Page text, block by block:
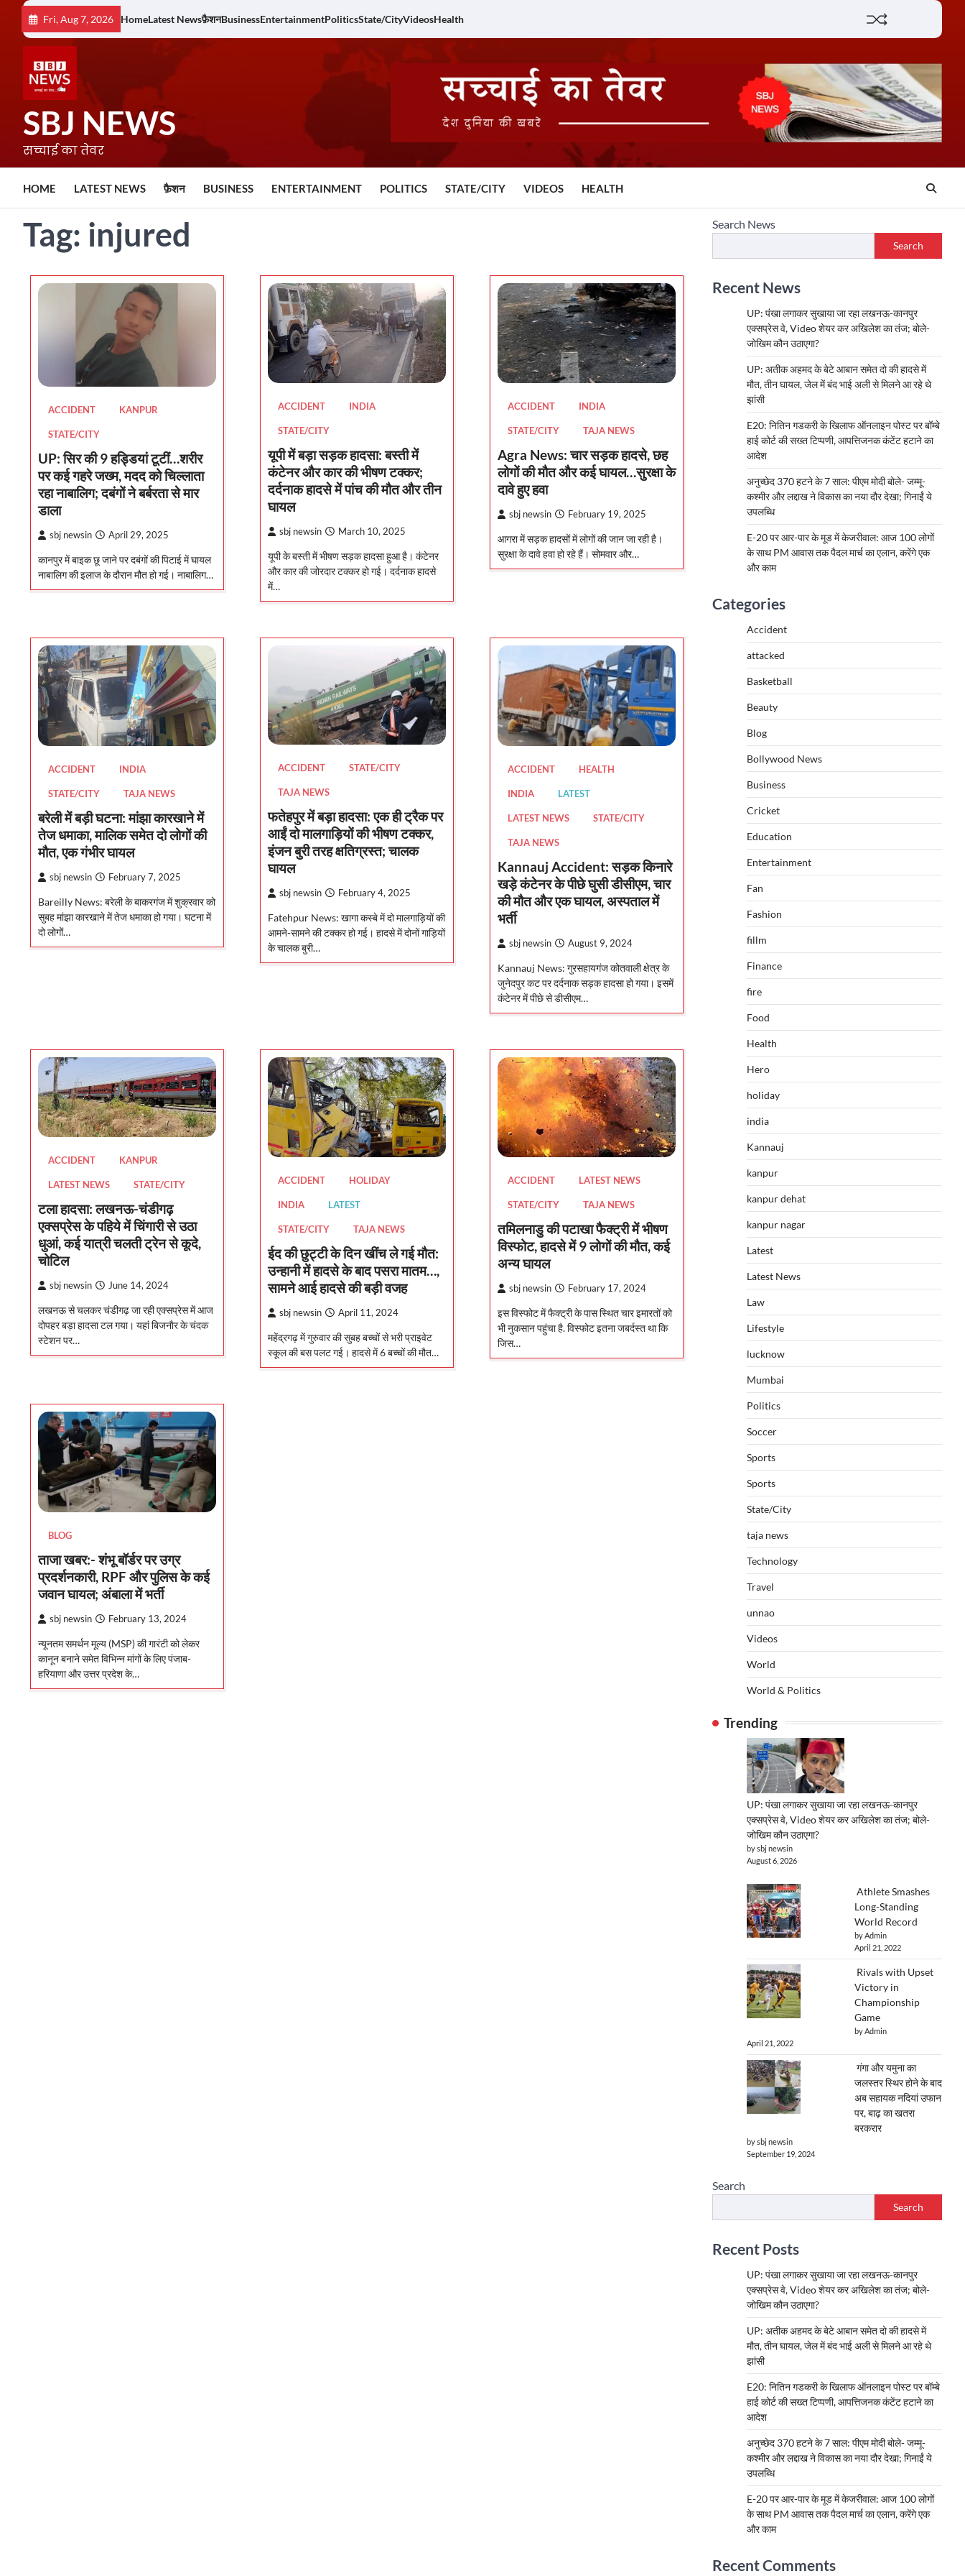
content
Fri, Aug 7, 2026 HomeLatest Newsफ़ैशनBusinessEntertainmentPoliticsState/CityVideosHealth
SBJ NEWS
सच्चाई का तेवर
HOME LATEST NEWS फ़ैशन BUSINESS ENTERTAINMENT POLITICS STATE/CITY VIDEOS HEALTH
Tag: injured
ACCIDENT KANPUR
STATE/CITY
UP: सिर की 9 हड्डियां टूटीं…शरीर
पर कई गहरे जख्म, मदद को चिल्लाता
रहा नाबालिग; दबंगों ने बर्बरता से मार
डाला
sbj newsin April 29, 2025
कानपुर में बाइक छू जाने पर दबंगों की पिटाई में घायल
नाबालिग की इलाज के दौरान मौत हो गई। नाबालिग…
ACCIDENT INDIA
STATE/CITY
यूपी में बड़ा सड़क हादसा: बस्ती में
कंटेनर और कार की भीषण टक्कर;
दर्दनाक हादसे में पांच की मौत और तीन
घायल
sbj newsin March 10, 2025
यूपी के बस्ती में भीषण सड़क हादसा हुआ है। कंटेनर
और कार की जोरदार टक्कर हो गई। दर्दनाक हादसे
में…
ACCIDENT INDIA
STATE/CITY TAJA NEWS
Agra News: चार सड़क हादसे, छह
लोगों की मौत और कई घायल…सुरक्षा के
दावे हुए हवा
sbj newsin February 19, 2025
आगरा में सड़क हादसों में लोगों की जान जा रही है।
सुरक्षा के दावे हवा हो रहे हैं। सोमवार और…
ACCIDENT INDIA
STATE/CITY TAJA NEWS
बरेली में बड़ी घटना: मांझा कारखाने में
तेज धमाका, मालिक समेत दो लोगों की
मौत, एक गंभीर घायल
sbj newsin February 7, 2025
Bareilly News: बरेली के बाकरगंज में शुक्रवार को
सुबह मांझा कारखाने में तेज धमाका हो गया। घटना में
दो लोगों…
ACCIDENT STATE/CITY
TAJA NEWS
फतेहपुर में बड़ा हादसा: एक ही ट्रैक पर
आईं दो मालगाड़ियों की भीषण टक्कर,
इंजन बुरी तरह क्षतिग्रस्त; चालक
घायल
sbj newsin February 4, 2025
Fatehpur News: खागा कस्बे में दो मालगाड़ियों की
आमने-सामने की टक्कर हो गई। हादसे में दोनों गाड़ियों
के चालक बुरी…
ACCIDENT HEALTH
INDIA LATEST
LATEST NEWS STATE/CITY
TAJA NEWS
Kannauj Accident: सड़क किनारे
खड़े कंटेनर के पीछे घुसी डीसीएम, चार
की मौत और एक घायल, अस्पताल में
भर्ती
sbj newsin August 9, 2024
Kannauj News: गुरसहायगंज कोतवाली क्षेत्र के
जुनेदपुर कट पर दर्दनाक सड़क हादसा हो गया। इसमें
कंटेनर में पीछे से डीसीएम…
ACCIDENT KANPUR
LATEST NEWS STATE/CITY
टला हादसा: लखनऊ-चंडीगढ़
एक्सप्रेस के पहिये में चिंगारी से उठा
धुआं, कई यात्री चलती ट्रेन से कूदे,
चोटिल
sbj newsin June 14, 2024
लखनऊ से चलकर चंडीगढ़ जा रही एक्सप्रेस में आज
दोपहर बड़ा हादसा टल गया। यहां बिजनाैर के चंदक
स्टेशन पर…
ACCIDENT HOLIDAY
INDIA LATEST
STATE/CITY TAJA NEWS
ईद की छुट्टी के दिन खींच ले गई मौत:
उन्हानी में हादसे के बाद पसरा मातम…,
सामने आई हादसे की बड़ी वजह
sbj newsin April 11, 2024
महेंद्रगढ़ में गुरुवार की सुबह बच्चों से भरी प्राइवेट
स्कूल की बस पलट गई। हादसे में 6 बच्चों की मौत…
ACCIDENT LATEST NEWS
STATE/CITY TAJA NEWS
तमिलनाडु की पटाखा फैक्ट्री में भीषण
विस्फोट, हादसे में 9 लोगों की मौत, कई
अन्य घायल
sbj newsin February 17, 2024
इस विस्फोट में फैक्ट्री के पास स्थित चार इमारतों को
भी नुकसान पहुंचा है. विस्फोट इतना जबर्दस्त था कि
जिस…
BLOG
ताजा खबर:- शंभू बॉर्डर पर उग्र
प्रदर्शनकारी, RPF और पुलिस के कई
जवान घायल; अंबाला में भर्ती
sbj newsin February 13, 2024
न्यूनतम समर्थन मूल्य (MSP) की गारंटी को लेकर
कानून बनाने समेत विभिन्न मांगों के लिए पंजाब-
हरियाणा और उत्तर प्रदेश के…
Search News
Search
Recent News
UP: पंखा लगाकर सुखाया जा रहा लखनऊ-कानपुर
एक्सप्रेस वे, Video शेयर कर अखिलेश का तंज; बोले-
जोखिम कौन उठाएगा?
UP: अतीक अहमद के बेटे आबान समेत दो की हादसे में
मौत, तीन घायल, जेल में बंद भाई अली से मिलने आ रहे थे
झांसी
E20: नितिन गडकरी के खिलाफ ऑनलाइन पोस्ट पर बॉम्बे
हाई कोर्ट की सख्त टिप्पणी, आपत्तिजनक कंटेंट हटाने का
आदेश
अनुच्छेद 370 हटने के 7 साल: पीएम मोदी बोले- जम्मू-
कश्मीर और लद्दाख ने विकास का नया दौर देखा; गिनाईं ये
उपलब्धि
E-20 पर आर-पार के मूड में केजरीवाल: आज 100 लोगों
के साथ PM आवास तक पैदल मार्च का एलान, करेंगे एक
और काम
Categories
Accident
attacked
Basketball
Beauty
Blog
Bollywood News
Business
Cricket
Education
Entertainment
Fan
Fashion
fillm
Finance
fire
Food
Health
Hero
holiday
india
Kannauj
kanpur
kanpur dehat
kanpur nagar
Latest
Latest News
Law
Lifestyle
lucknow
Mumbai
Politics
Soccer
Sports
Sports
State/City
taja news
Technology
Travel
unnao
Videos
World
World & Politics
Trending
UP: पंखा लगाकर सुखाया जा रहा लखनऊ-कानपुर
एक्सप्रेस वे, Video शेयर कर अखिलेश का तंज; बोले-
जोखिम कौन उठाएगा?
by sbj newsin
August 6, 2026
Athlete Smashes
Long-Standing
World Record
by Admin
April 21, 2022
Rivals with Upset
Victory in
Championship
Game
by Admin
April 21, 2022
गंगा और यमुना का
जलस्तर स्थिर होने के बाद
अब सहायक नदियां उफान
पर, बाढ़ का खतरा
बरकरार
by sbj newsin
September 19, 2024
Search
Search
Recent Posts
UP: पंखा लगाकर सुखाया जा रहा लखनऊ-कानपुर
एक्सप्रेस वे, Video शेयर कर अखिलेश का तंज; बोले-
जोखिम कौन उठाएगा?
UP: अतीक अहमद के बेटे आबान समेत दो की हादसे में
मौत, तीन घायल, जेल में बंद भाई अली से मिलने आ रहे थे
झांसी
E20: नितिन गडकरी के खिलाफ ऑनलाइन पोस्ट पर बॉम्बे
हाई कोर्ट की सख्त टिप्पणी, आपत्तिजनक कंटेंट हटाने का
आदेश
अनुच्छेद 370 हटने के 7 साल: पीएम मोदी बोले- जम्मू-
कश्मीर और लद्दाख ने विकास का नया दौर देखा; गिनाईं ये
उपलब्धि
E-20 पर आर-पार के मूड में केजरीवाल: आज 100 लोगों
के साथ PM आवास तक पैदल मार्च का एलान, करेंगे एक
और काम
Recent Comments